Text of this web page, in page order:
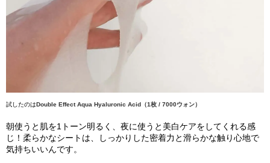
試したのはDouble Effect Aqua Hyaluronic Acid（1枚 / 7000ウォン）
朝使うと肌を1トーン明るく、夜に使うと美白ケアをしてくれる感
じ！ 柔らかなシートは、しっかりした密着力と滑らかな触り心地で
気持ちいいんです。